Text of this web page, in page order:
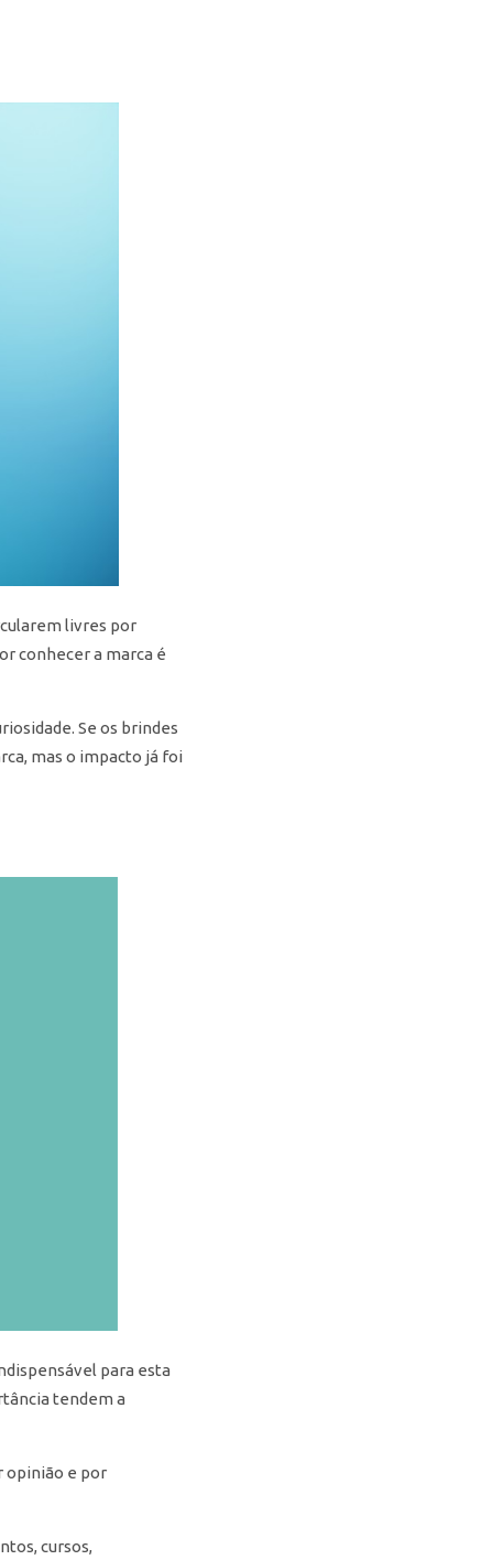
livres por
conhecer a marca é
Se os brindes
mas o impacto já foi
para esta
tendem a
opinião e por
cursos,